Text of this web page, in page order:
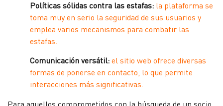
Políticas sólidas contra las estafas: la plataforma se
toma muy en serio la seguridad de sus usuarios y
emplea varios mecanismos para combatir las
estafas.
Comunicación versátil: el sitio web ofrece diversas
formas de ponerse en contacto, lo que permite
interacciones más significativas.
Para aquellos comprometidos con la búsqueda de un socio